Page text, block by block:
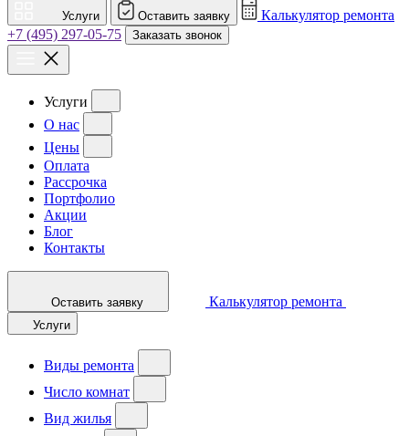
Услуги Оставить заявку
Калькулятор ремонта
+7 (495) 297-05-75
Заказать звонок
Услуги
О нас
Цены
Оплата
Рассрочка
Портфолио
Акции
Блог
Контакты
Оставить заявку Калькулятор ремонта
Услуги
Виды ремонта
Число комнат
Вид жилья